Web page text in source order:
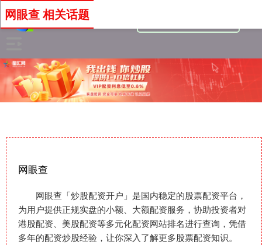
网眼查
网眼查「炒股配资开户」是国内稳定的股票配资平台，
为用户提供正规实盘的小额、大额配资服务，协助投资者对
港股配资、美股配资等多元化配资网站排名进行查询，凭借
多年的配资炒股经验，让你深入了解更多股票配资知识。
网眼查 相关话题